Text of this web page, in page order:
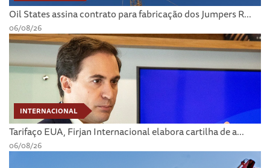
Oil States assina contrato para fabricação dos Jumpers R...
06/08/26
INTERNACIONAL
Tarifaço EUA, Firjan Internacional elabora cartilha de a...
06/08/26